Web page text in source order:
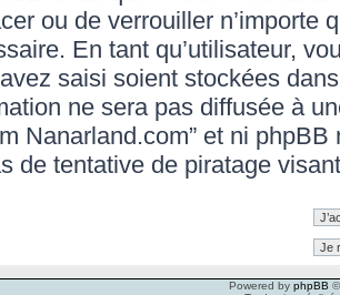
ou de verrouiller n’importe
En tant qu’utilisateur,
saisi soient stockées
ne sera pas diffusée à
Nanarland.com” et ni
de tentative de piratage
Powered by phpBB